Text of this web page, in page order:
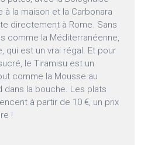
la maison et la Carbonara
directement à Rome. Sans
comme la Méditerranéenne,
qui est un vrai régal. Et pour
le Tiramisu est un
comme la Mousse au
dans la bouche. Les plats
à partir de 10 €, un prix
!